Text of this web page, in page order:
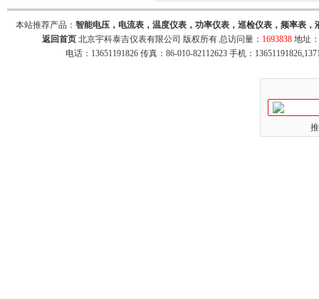
本站推荐产品： 智能电压，电流表，温度仪表，功率仪表，巡检仪表，频率表
返回首页 北京宇科泰吉仪表有限公司 版权所有 总访问量： 1693838 地址
电话：13651191826 传真：86-010-82112623 手机：